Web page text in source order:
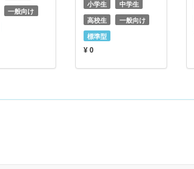
一般向け
小学生 中学生
高校生 一般向け
標準型
¥ 0